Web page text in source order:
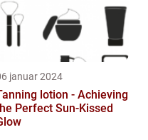
januar 2024
lotion - Achieving
Perfect Sun-Kissed